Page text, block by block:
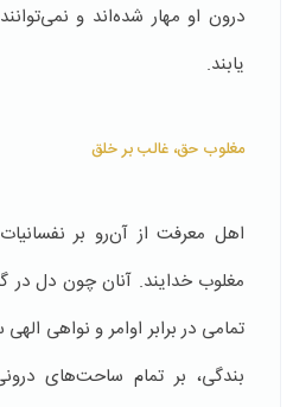
درون او مهار شده‌اند و
یابند.
مغلوب حق، غالب بر خلق
اهل معرفت از آن‌رو بر
مغلوب خدایند. آنان چون دل در
تمامی در برابر اوامر و نواهی
بندگی، بر تمام ساحت‌های